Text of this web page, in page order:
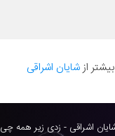
ازشایان اشراقی
اشراقی - زدی زیر همه چی